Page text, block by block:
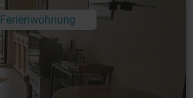
Ferienwohnung